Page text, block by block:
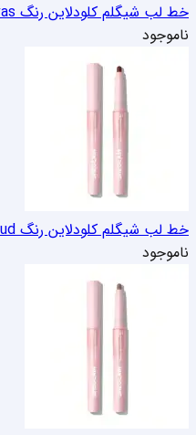
خط لب شیگلم کلودلاین رنگ Ash Canvas
ناموجود
خط لب شیگلم کلودلاین رنگ Ember Cloud
ناموجود